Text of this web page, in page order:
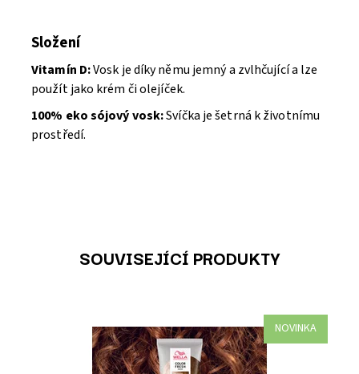
Složení
Vitamín D:Vosk je díky němu jemný a zvlhčující a lze
použít jako krém či olejíček.
100% eko sójový vosk:Svíčka je šetrná k životnímu
prostředí.
SOUVISEJÍCÍ PRODUKTY
NOVINKA
Maska Color Fresh Mask Caramel Glaze je pečujícím
produktem, který dodává a obnovuje vaši barevnou